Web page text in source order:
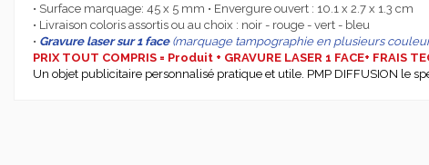
• Surface marquage: 45 x 5 mm • Envergure ouvert : 10.1 x 2.7 x 1.3 cm
• Livraison coloris assortis ou au choix : noir - rouge - vert - bleu
• Gravure laser sur 1 face (marquage tampographie en plusieurs
PRIX TOUT COMPRIS = Produit + GRAVURE LASER 1 FACE+ FRAIS
Un objet publicitaire personnalisé pratique et utile. PMP DIFFUSION le